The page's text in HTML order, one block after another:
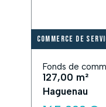
Commerce de
Fonds de
127,00 m²
Haguenau